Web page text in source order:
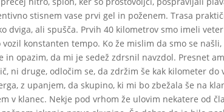
stisnem vase prvi gel in poženem. Trasa
dviga, ali spušča. Prvih 40 kilometrov smo imeli
konstanten tempo. Ko že mislim da smo se
in opazim, da mi je sedež zdrsnil navzdol. Presnet
ni druge, odločim se, da zdržim še kak kilometer
z upanjem, da skupino, ki mi bo zbežala še na
v klanec. Nekje pod vrhom že ulovim nekatere od